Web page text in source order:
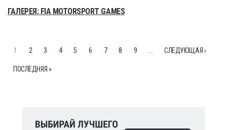
ГАЛЕРЕЯ: FIA MOTORSPORT GAMES
1 2 3 4 5 6 7 8 9 СЛЕДУЮЩАЯ ›
ПОСЛЕДНЯЯ »